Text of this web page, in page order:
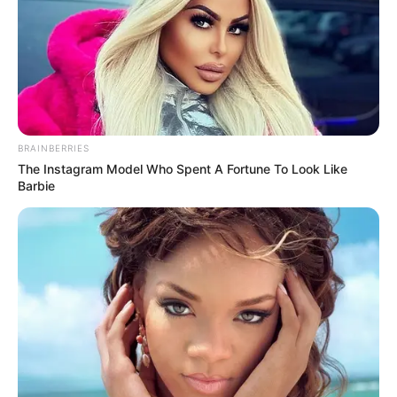
divorcié, recuperé el departamento y seguí
cuidando a mi madre.
La vida me enseñó: no se puede confiar
ciegamente en un hombre, y el verdadero
sostén siempre será una madre.
BRAINBERRIES
The Instagram Model Who Spent A Fortune To Look Like
Barbie